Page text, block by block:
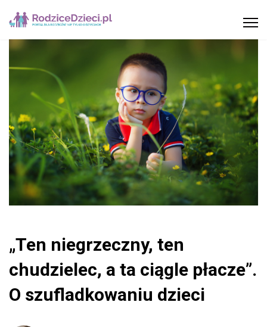
„Ten niegrzeczny, ten
chudzielec, a ta ciągle płacze”.
O szufladkowaniu dzieci